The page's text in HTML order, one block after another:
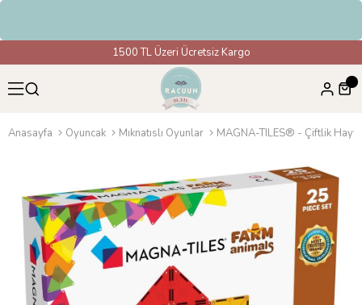
1500 TL Üzeri Ücretsiz Kargo
Anasayfa Oyuncak Mıknatıslı Oyunlar MAGNA-TILES® - Çiftlik